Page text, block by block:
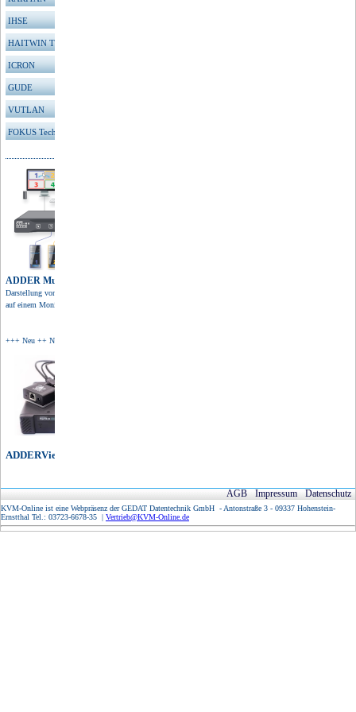
IHSE
HAITWIN TFT
ICRON
GUDE
VUTLAN
FOKUS Technologies
ADDER Multiviewer
Darstellung von 4 Quellen
auf einem Monitor in 4K Auflösung.
+++ Neu ++ Neu ++ Neu +
ADDERView IP Matrix
AGB Impressum Datenschutz
KVM-Online ist eine Webpräsenz der GEDAT Datentechnik GmbH - Antonstraße 3 - 09337 Hohenstein-
Ernstthal Tel.: 03723-6678-35 | Vertrieb@KVM-Online.de